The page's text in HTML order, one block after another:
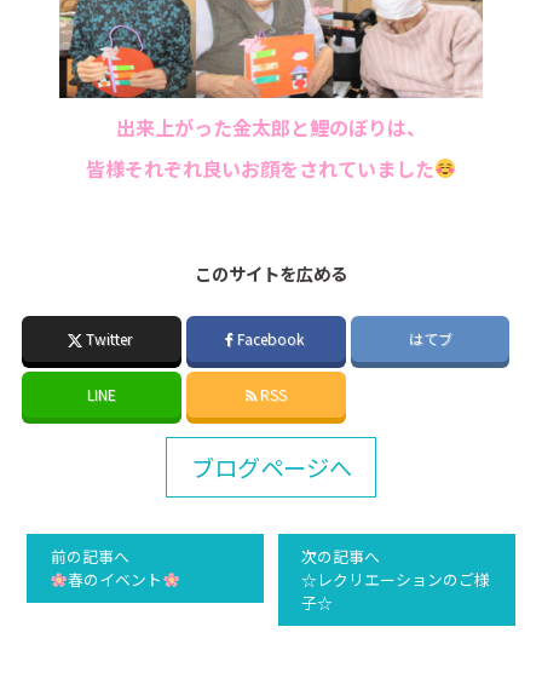
出来上がった金太郎と鯉のぼりは、
皆様それぞれ良いお顔をされていました
このサイトを広める
Twitter Facebook はてブ
LINE RSS
ブログページへ
前の記事へ
春のイベント
次の記事へ
☆レクリエーションのご様
子☆